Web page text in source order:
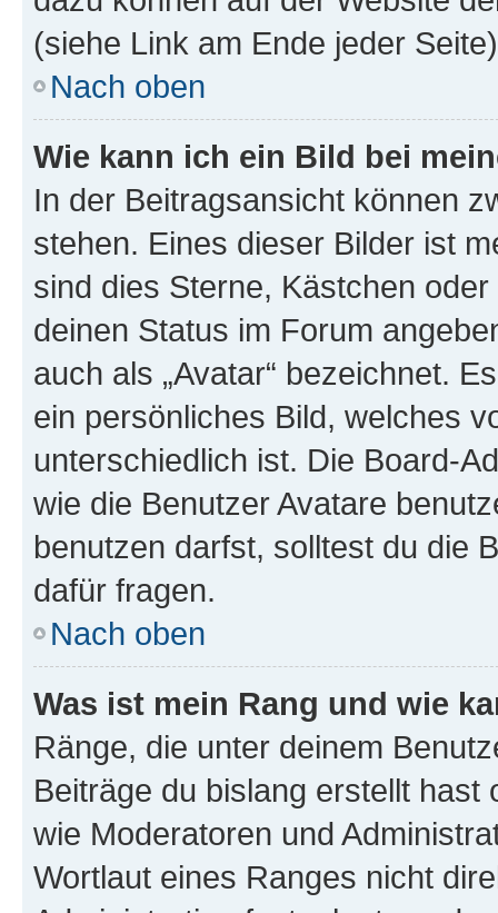
(siehe Link am Ende jeder
Nach oben
Wie kann ich ein Bild bei
In der Beitragsansicht können
stehen. Eines dieser Bilder ist
sind dies Sterne, Kästchen
deinen Status im Forum
auch als „Avatar“ bezeichnet.
ein persönliches Bild, welches
unterschiedlich ist. Die Board-
wie die Benutzer Avatare
benutzen darfst, solltest du die
dafür fragen.
Nach oben
Was ist mein Rang und wie
Ränge, die unter deinem
Beiträge du bislang erstellt
wie Moderatoren und
Wortlaut eines Ranges nicht